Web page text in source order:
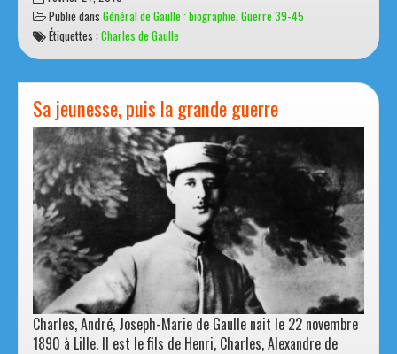
Lire la suite
Le
droit
vote
accordé
aux
femmes
février 27, 2019
Publié dansGénéral de Gaulle : biographie,Guerre 39-45
Sa jeunesse, puis la grande guerre